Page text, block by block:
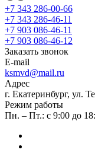
+7 343 286-00-66
+7 343 286-46-11
+7 903 086-46-11
+7 903 086-46-12
Заказать звонок
E-mail
ksmvd@mail.ru
Адрес
г. Екатеринбург, ул.
Режим работы
Пн. – Пт.: с 9:00 до